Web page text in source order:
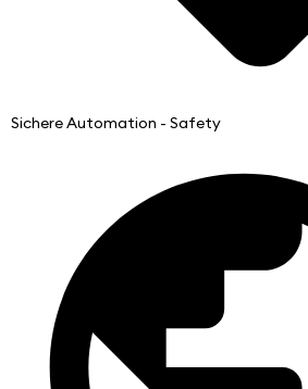
Sichere Automation - Safety